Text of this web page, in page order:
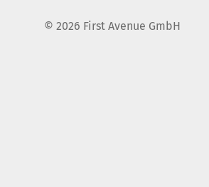
© 2026 First Avenue GmbH